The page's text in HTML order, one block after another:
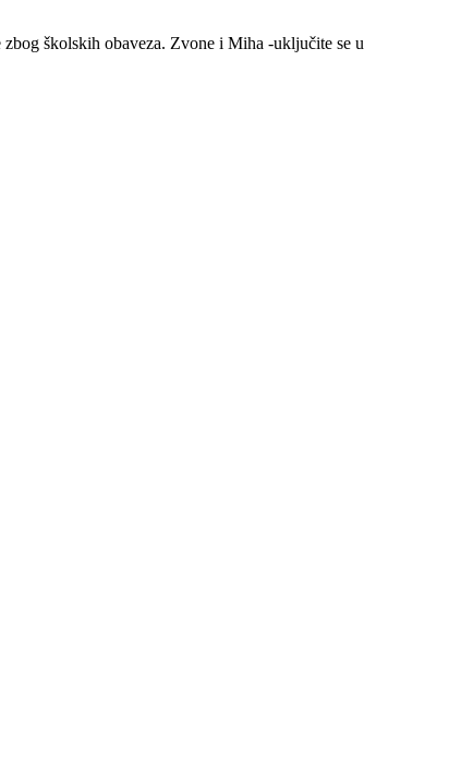
školskih obaveza. Zvone i Miha -uključite se u